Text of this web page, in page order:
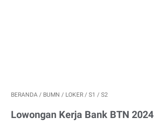
BERANDA / BUMN / LOKER / S1 / S2
Lowongan Kerja Bank BTN 2024